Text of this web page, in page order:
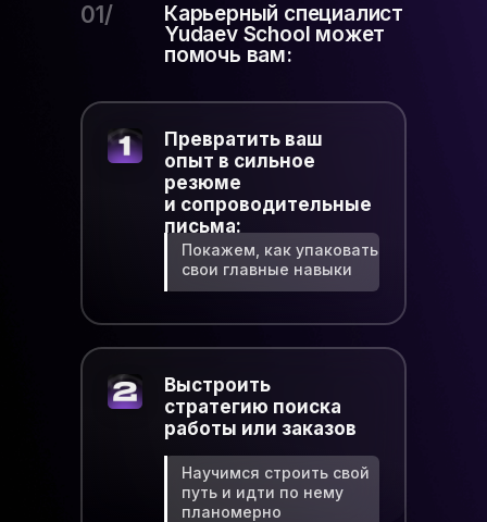
01/
Карьерный специалист
Yudaev School может
помочь вам:
Превратить ваш
опыт в сильное
резюме
и сопроводительные
письма:
Покажем, как упаковать
свои главные навыки
Выстроить
стратегию поиска
работы или заказов
Научимся строить свой
путь и идти по нему
планомерно